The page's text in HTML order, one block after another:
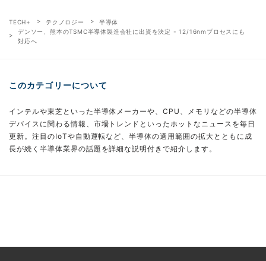
TECH+ テクノロジー
半導体
デンソー、熊本のTSMC半導体製造会社に出資を決定 - 12/16nmプロセスにも
対応へ
このカテゴリーについて
インテルや東芝といった半導体メーカーや、CPU、メモリなどの半導体
デバイスに関わる情報、市場トレンドといったホットなニュースを毎日
更新。注目のIoTや自動運転など、半導体の適用範囲の拡大とともに成
長が続く半導体業界の話題を詳細な説明付きで紹介します。